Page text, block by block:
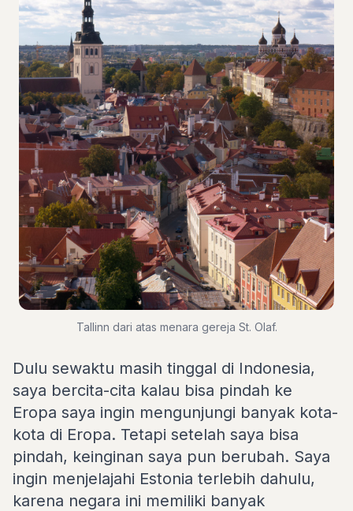
Tallinn dari atas menara gereja St. Olaf.
Dulu sewaktu masih tinggal di Indonesia,
saya bercita-cita kalau bisa pindah ke
Eropa saya ingin mengunjungi banyak kota-
kota di Eropa. Tetapi setelah saya bisa
pindah, keinginan saya pun berubah. Saya
ingin menjelajahi Estonia terlebih dahulu,
karena negara ini memiliki banyak